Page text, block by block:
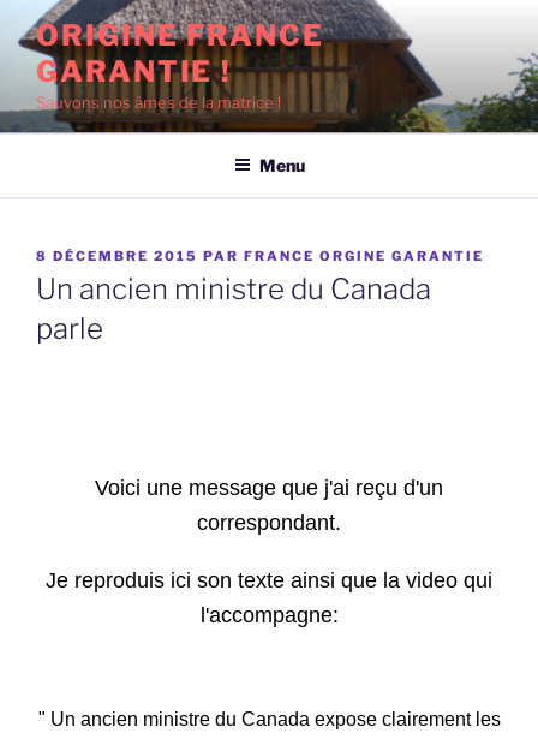
Aller
au
contenu
principal
ORIGINE FRANCE
GARANTIE !
Sauvons nos âmes de la matrice !
Menu
PUBLIÉ
LE
8 DÉCEMBRE 2015 PAR FRANCE ORGINE GARANTIE
Un ancien ministre du Canada
parle
Voici une message que j'ai reçu d'un
correspondant.
Je reproduis ici son texte ainsi que la video qui
l'accompagne:
" Un ancien ministre du Canada expose clairement les